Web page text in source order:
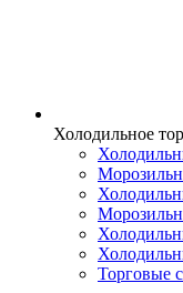
Холодильное
Торговые